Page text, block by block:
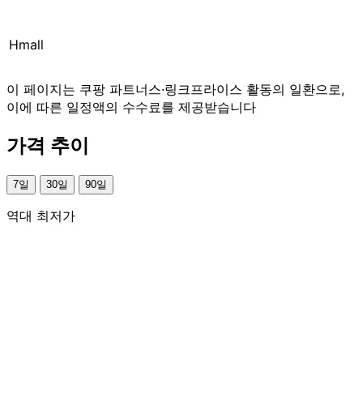
Hmall
이 페이지는 쿠팡 파트너스·링크프라이스 활동의 일환으로,
이에 따른 일정액의 수수료를 제공받습니다
가격 추이
7일 30일 90일
역대 최저가